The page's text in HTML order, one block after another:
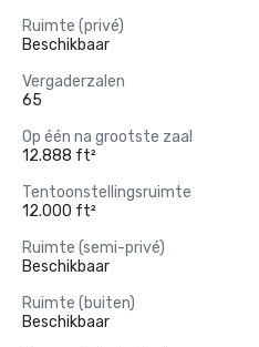
Ruimte (privé)
Beschikbaar
Vergaderzalen
65
Op één na grootste zaal
12.888 ft²
Tentoonstellingsruimte
12.000 ft²
Ruimte (semi-privé)
Beschikbaar
Ruimte (buiten)
Beschikbaar